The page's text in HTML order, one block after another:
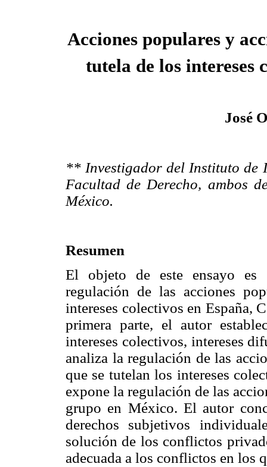
Acciones populares y
tutela de los intereses
José
** Investigador del Instituto de
Facultad de Derecho, ambos
México.
Resumen
El objeto de este ensayo es
regulación de las acciones
intereses colectivos en España,
primera parte, el autor
intereses colectivos, intereses
analiza la regulación de las
que se tutelan los intereses
expone la regulación de las
grupo en México. El autor
derechos subjetivos
solución de los conflictos
adecuada a los conflictos en los